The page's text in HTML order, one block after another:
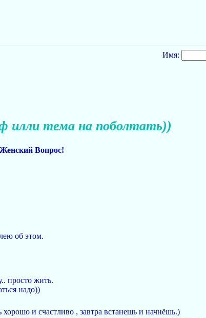
Имя:
илли тема на поболтать))
Вопрос!
об этом.
просто жить.
надо))
и счастливо , завтра встанешь и начнёшь.)